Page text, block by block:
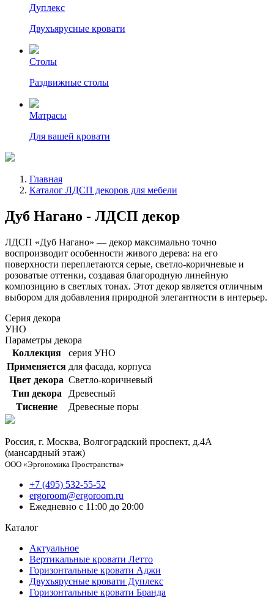
Дуплекс
Двухъярусные кровати
Столы
Раздвижные столы
Матрасы
Для вашей кровати
Главная
Каталог ЛДСП декоров для мебели
Дуб Нагано - ЛДСП декор
ЛДСП «Дуб Нагано» — декор максимально точно
воспроизводит особенности живого дерева: на его
поверхности переплетаются серые, светло-коричневые и
розоватые оттенки, создавая благородную линейную
композицию в светлых тонах. Этот декор является отличным
выбором для добавления природной элегантности в интерьер.
Серия декора
УНО
Параметры декора
Коллекция
серия УНО
Применяется для фасада, корпуса
Цвет декора Светло-коричневый
Тип декора
Древесный
Тиснение
Древесные поры
Россия, г. Москва, Волгоградский проспект, д.4А
(мансардный этаж)
ООО «Эргономика Пространства»
+7 (495) 532-55-52
ergoroom@ergoroom.ru
Ежедневно с 11:00 до 20:00
Каталог
Актуальное
Вертикальные кровати Летто
Горизонтальные кровати Аджи
Двухъярусные кровати Дуплекс
Горизонтальные кровати Бранда